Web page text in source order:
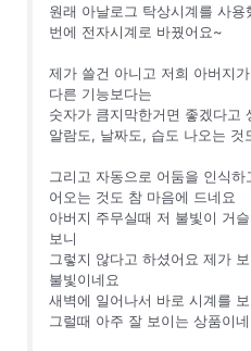
원래 아날로그 탁상시계를 사용
번에 전자시계로 바꿨어요~
제가 쓸건 아니고 저희 아버지
다른 기능보다는
숫자가 큼지막한거면 좋겠다고
알람도, 날짜도, 습도 나오는 것
그리고 자동으로 어둠을 인식
어오는 것도 참 마음에 드네요
아버지 주무실때 저 불빛이 거
보니
그렇지 않다고 하셨어요 제가
불빛이네요
새벽에 일어나서 바로 시계를
그럴때 아주 잘 보이는 상품이